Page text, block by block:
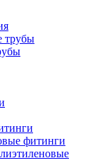
трубы
фитинги